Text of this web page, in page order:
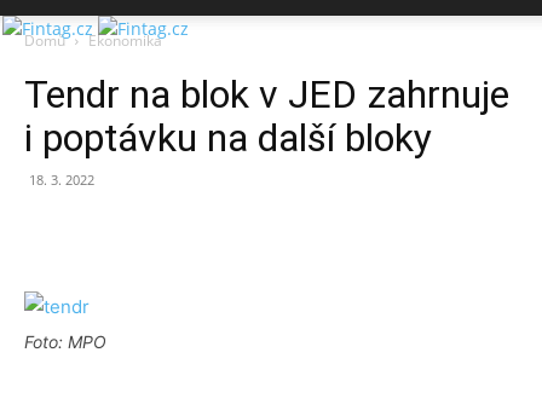
Domů Ekonomika
Tendr na blok v JED zahrnuje
i poptávku na další bloky
18. 3. 2022
Foto: MPO